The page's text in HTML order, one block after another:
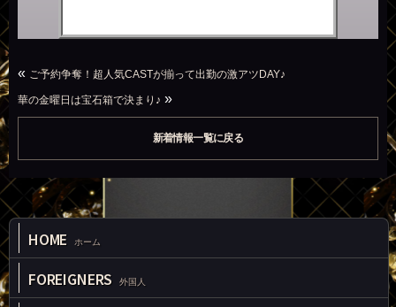
« ご予約争奪！超人気CASTが揃って出勤の激アツDAY♪
華の金曜日は宝石箱で決まり♪ »
新着情報一覧に戻る
HOME ホーム
FOREIGNERS 外国人